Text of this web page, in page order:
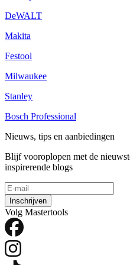
DeWALT
Makita
Festool
Milwaukee
Stanley
Bosch Professional
Nieuws, tips en aanbiedingen
Blijf vooroplopen met de
inspirerende blogs
Inschrijven
Volg Mastertools